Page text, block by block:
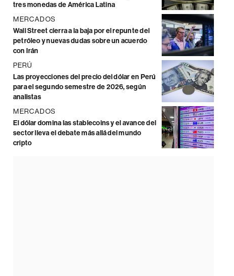
tres monedas de América Latina
MERCADOS
Wall Street cierra a la baja por el repunte del
petróleo y nuevas dudas sobre un acuerdo
con Irán
PERÚ
Las proyecciones del precio del dólar en Perú
para el segundo semestre de 2026, según
analistas
MERCADOS
El dólar domina las stablecoins y el avance del
sector lleva el debate más allá del mundo
cripto